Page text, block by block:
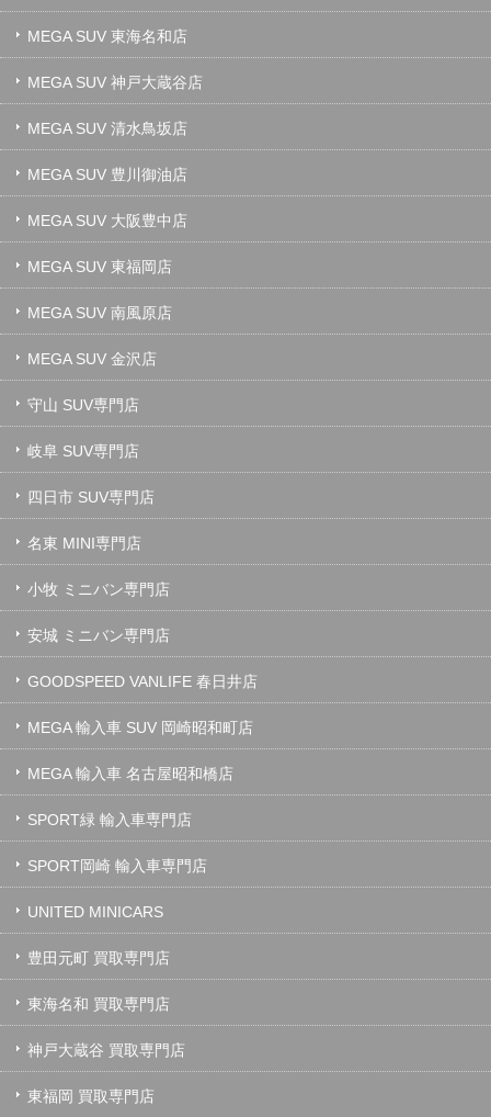
MEGA SUV 東海名和店
MEGA SUV 神戸大蔵谷店
MEGA SUV 清水鳥坂店
MEGA SUV 豊川御油店
MEGA SUV 大阪豊中店
MEGA SUV 東福岡店
MEGA SUV 南風原店
MEGA SUV 金沢店
守山 SUV専門店
岐阜 SUV専門店
四日市 SUV専門店
名東 MINI専門店
小牧 ミニバン専門店
安城 ミニバン専門店
GOODSPEED VANLIFE 春日井店
MEGA 輸入車 SUV 岡崎昭和町店
MEGA 輸入車 名古屋昭和橋店
SPORT緑 輸入車専門店
SPORT岡崎 輸入車専門店
UNITED MINICARS
豊田元町 買取専門店
東海名和 買取専門店
神戸大蔵谷 買取専門店
東福岡 買取専門店